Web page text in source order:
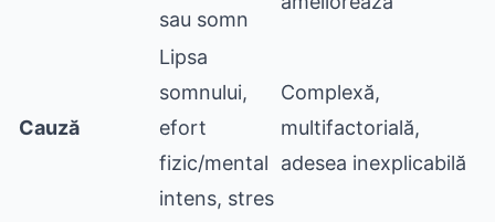
sau somn
Cauză
Lipsa
somnului,
efort
fizic/mental
intens, stres
Complexă,
multifactorială,
adesea inexplicabilă